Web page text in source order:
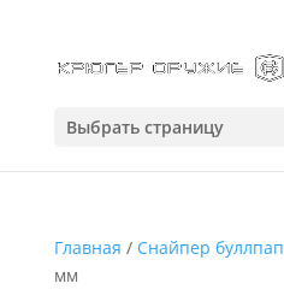
Выбрать страницу
Главная / Снайпер буллпап
мм